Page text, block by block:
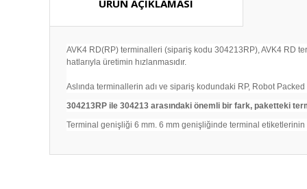
ÜRÜN AÇIKLAMASI
AVK4 RD(RP) terminalleri (sipariş kodu 304213RP), AVK4 RD
hatlarıyla üretimin hızlanmasıdır.
Aslında terminallerin adı ve sipariş kodundaki RP, Robot
304213RP ile 304213 arasındaki önemli bir fark, paketteki
Terminal genişliği 6 mm. 6 mm genişliğinde terminal etiketlerinin